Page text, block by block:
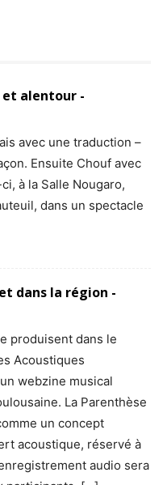
et alentour -
avec une traduction –
Ensuite Chouf avec
à la Salle Nougaro,
dans un spectacle
dans la région -
produisent dans le
Acoustiques
webzine musical
La Parenthèse
un concept
acoustique, réservé à
audio sera